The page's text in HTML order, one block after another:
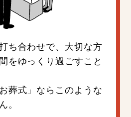
ち合わせで、大切な方
をゆっくり過ごすこと
葬式」ならこのような
。